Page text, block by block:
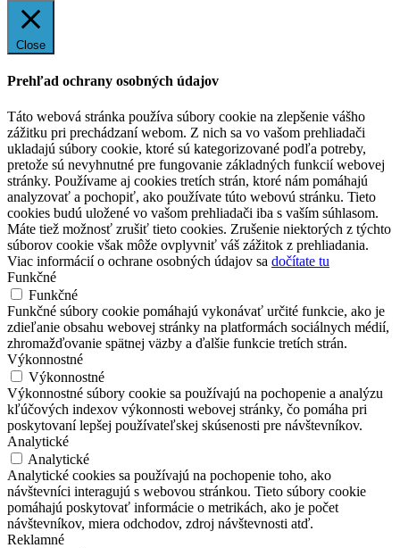
Close
Prehľad ochrany osobných údajov
Táto webová stránka používa súbory cookie na zlepšenie vášho
zážitku pri prechádzaní webom. Z nich sa vo vašom prehliadači
ukladajú súbory cookie, ktoré sú kategorizované podľa potreby,
pretože sú nevyhnutné pre fungovanie základných funkcií webovej
stránky. Používame aj cookies tretích strán, ktoré nám pomáhajú
analyzovať a pochopiť, ako používate túto webovú stránku. Tieto
cookies budú uložené vo vašom prehliadači iba s vaším súhlasom.
Máte tiež možnosť zrušiť tieto cookies. Zrušenie niektorých z týchto
súborov cookie však môže ovplyvniť váš zážitok z prehliadania.
Viac informácií o ochrane osobných údajov sa dočítate tu
Funkčné
Funkčné
Funkčné súbory cookie pomáhajú vykonávať určité funkcie, ako je
zdieľanie obsahu webovej stránky na platformách sociálnych médií,
zhromažďovanie spätnej väzby a ďalšie funkcie tretích strán.
Výkonnostné
Výkonnostné
Výkonnostné súbory cookie sa používajú na pochopenie a analýzu
kľúčových indexov výkonnosti webovej stránky, čo pomáha pri
poskytovaní lepšej používateľskej skúsenosti pre návštevníkov.
Analytické
Analytické
Analytické cookies sa používajú na pochopenie toho, ako
návštevníci interagujú s webovou stránkou. Tieto súbory cookie
pomáhajú poskytovať informácie o metrikách, ako je počet
návštevníkov, miera odchodov, zdroj návštevnosti atď.
Reklamné